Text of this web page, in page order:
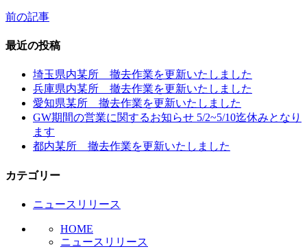
投
稿
ョ
前の記事
最近の投稿
埼玉県内某所 撤去作業を更新いたしました
兵庫県内某所 撤去作業を更新いたしました
愛知県某所 撤去作業を更新いたしました
GW期間の営業に関するお知らせ 5/2~5/10迄休みとなり
ます
都内某所 撤去作業を更新いたしました
カテゴリー
ニュースリリース
HOME
ニュースリリース